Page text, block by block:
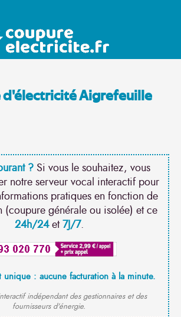
d'électricité Aigrefeuille
?Si vous le souhaitez, vous
notre serveur vocal interactif pour
pratiques en fonction de
(coupure générale ou isolée) et ce
24h/24et7J/7.
unique : aucune facturation à la minute.
indépendant des gestionnaires et des
fournisseurs d'énergie.